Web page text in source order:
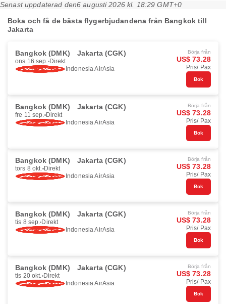
Senast uppdaterad den6 augusti 2026 kl. 18:29 GMT+0
Boka och få de bästa flygerbjudandena från Bangkok till
Jakarta
Bangkok (DMK) Jakarta (CGK)
ons 16 sep. Direkt
Indonesia AirAsia
Börja från
US$ 73.28
Pris/ Pax
Bok
Bangkok (DMK) Jakarta (CGK)
fre 11 sep. Direkt
Indonesia AirAsia
Börja från
US$ 73.28
Pris/ Pax
Bok
Bangkok (DMK) Jakarta (CGK)
tors 8 okt. Direkt
Indonesia AirAsia
Börja från
US$ 73.28
Pris/ Pax
Bok
Bangkok (DMK) Jakarta (CGK)
tis 8 sep. Direkt
Indonesia AirAsia
Börja från
US$ 73.28
Pris/ Pax
Bok
Bangkok (DMK) Jakarta (CGK)
tis 20 okt. Direkt
Indonesia AirAsia
Börja från
US$ 73.28
Pris/ Pax
Bok